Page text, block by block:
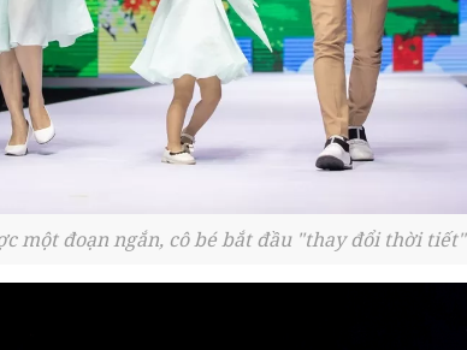
một đoạn ngắn, cô bé bắt đầu "thay đổi thời tiết"